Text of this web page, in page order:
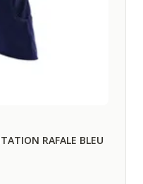
RAFALE BLEU
gonflée (Actu' sécurité,
votre code promo